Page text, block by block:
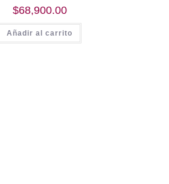
$68,900.00
Añadir al carrito